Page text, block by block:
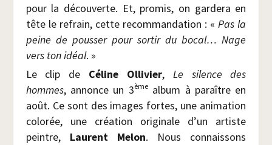
pour la décou­verte. Et, pro­mis, on gar­de­ra en
tête le refrain, cette recom­man­da­tion : « Pas la
peine de pous­ser pour sor­tir du bocal… Nage
vers ton idéal. »
Le clip de Céline Olli­vier, Le silence des
hommes, annonce un 3èmealbum à paraître en
août. Ce sont des images fortes, une ani­ma­tion
colo­rée, une créa­tion ori­gi­nale d’un artiste
peintre, Laurent Melon. Nous connais­sons